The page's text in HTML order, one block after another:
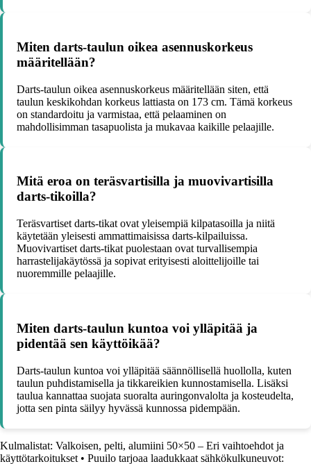
Miten darts-taulun oikea asennuskorkeus
määritellään?
Darts-taulun oikea asennuskorkeus määritellään siten, että
taulun keskikohdan korkeus lattiasta on 173 cm. Tämä korkeus
on standardoitu ja varmistaa, että pelaaminen on
mahdollisimman tasapuolista ja mukavaa kaikille pelaajille.
Mitä eroa on teräsvartisilla ja muovivartisilla
darts-tikoilla?
Teräsvartiset darts-tikat ovat yleisempiä kilpatasoilla ja niitä
käytetään yleisesti ammattimaisissa darts-kilpailuissa.
Muovivartiset darts-tikat puolestaan ovat turvallisempia
harrastelijakäytössä ja sopivat erityisesti aloittelijoille tai
nuoremmille pelaajille.
Miten darts-taulun kuntoa voi ylläpitää ja
pidentää sen käyttöikää?
Darts-taulun kuntoa voi ylläpitää säännöllisellä huollolla, kuten
taulun puhdistamisella ja tikkareikien kunnostamisella. Lisäksi
taulua kannattaa suojata suoralta auringonvalolta ja kosteudelta,
jotta sen pinta säilyy hyvässä kunnossa pidempään.
Kulmalistat: Valkoisen, pelti, alumiini 50×50 – Eri vaihtoehdot ja
käyttötarkoitukset • Puuilo tarjoaa laadukkaat sähkökulkuneuvot: